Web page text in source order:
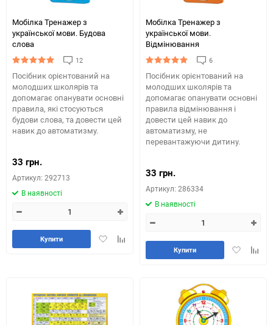
Мобілка Тренажер з
української мови. Будова
слова
12
Посібник орієнтований на
молодших школярів та
допомагає опанувати основні
правила, які стосуються
будови слова, та довести цей
навик до автоматизму.
33 грн.
Артикул: 292713
В наявності
ДодатиДодайте
Купити
Мобілка Тренажер з
української мови.
Вiдмiнювання
6
Посібник орієнтований на
молодших школярів та
допомагає опанувати основні
правила відмінювання і
довести цей навик до
автоматизму, не
перевантажуючи дитину.
33 грн.
Артикул: 286334
В наявності
Додати
Купити